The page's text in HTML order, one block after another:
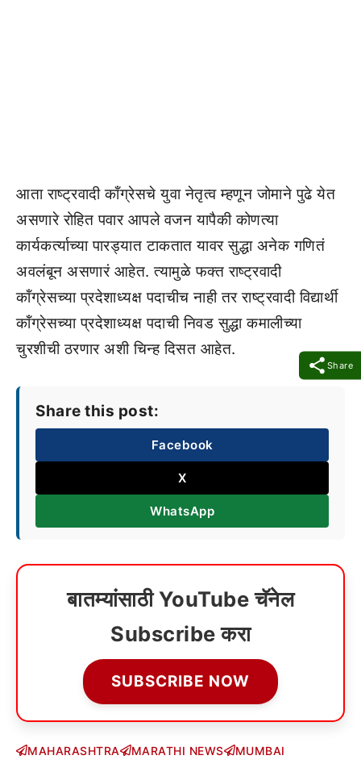
Share
आता राष्ट्रवादी कॉंग्रेसचे युवा नेतृत्व म्हणून जोमाने पुढे येत
असणारे रोहित पवार आपले वजन यापैकी कोणत्या
कार्यकर्त्याच्या पारड्यात टाकतात यावर सुद्धा अनेक गणितं
अवलंबून असणारं आहेत. त्यामुळे फक्त राष्ट्रवादी
कॉंग्रेसच्या प्रदेशाध्यक्ष पदाचीच नाही तर राष्ट्रवादी विद्यार्थी
कॉंग्रेसच्या प्रदेशाध्यक्ष पदाची निवड सुद्धा कमालीच्या
चुरशीची ठरणार अशी चिन्ह दिसत आहेत.
Share this post:
Facebook
X
WhatsApp
बातम्यांसाठी YouTube चॅनेल
Subscribe करा
SUBSCRIBE NOW
MAHARASHTRA MARATHI NEWS
MUMBAI